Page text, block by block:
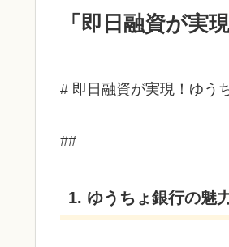
「即日融資が実
# 即日融資が実現！ゆう
##
1. ゆうちょ銀行の魅